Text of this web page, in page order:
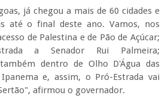
já chegou a mais de 60 cidades e
até o final deste ano. Vamos, nos
de Palestina e de Pão de Açúcar;
a Senador Rui Palmeira;
dentro de Olho D'Água das
e, assim, o Pró-Estrada vai
afirmou o governador.